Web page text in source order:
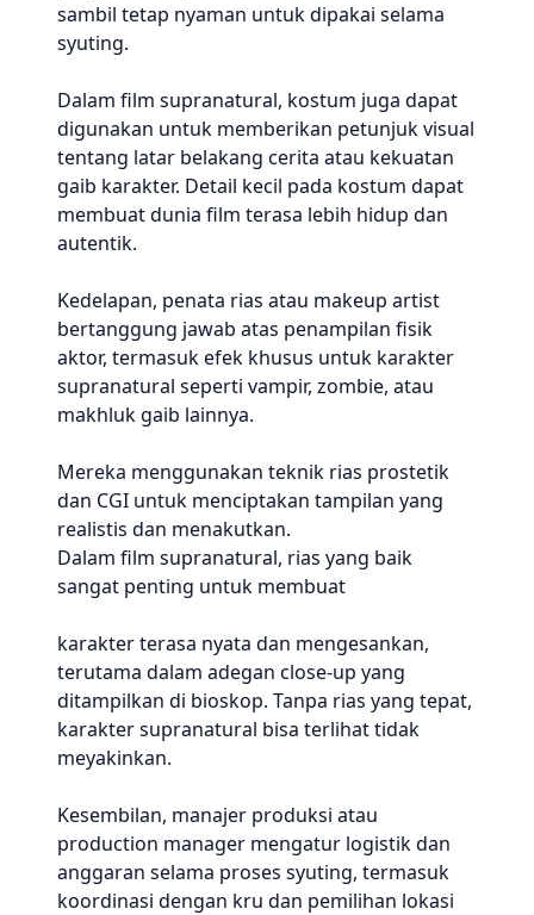
sambil tetap nyaman untuk dipakai selama
syuting.
Dalam film supranatural, kostum juga dapat
digunakan untuk memberikan petunjuk visual
tentang latar belakang cerita atau kekuatan
gaib karakter. Detail kecil pada kostum dapat
membuat dunia film terasa lebih hidup dan
autentik.
Kedelapan, penata rias atau makeup artist
bertanggung jawab atas penampilan fisik
aktor, termasuk efek khusus untuk karakter
supranatural seperti vampir, zombie, atau
makhluk gaib lainnya.
Mereka menggunakan teknik rias prostetik
dan CGI untuk menciptakan tampilan yang
realistis dan menakutkan.
Dalam film supranatural, rias yang baik
sangat penting untuk membuat
karakter terasa nyata dan mengesankan,
terutama dalam adegan close-up yang
ditampilkan di bioskop. Tanpa rias yang tepat,
karakter supranatural bisa terlihat tidak
meyakinkan.
Kesembilan, manajer produksi atau
production manager mengatur logistik dan
anggaran selama proses syuting, termasuk
koordinasi dengan kru dan pemilihan lokasi